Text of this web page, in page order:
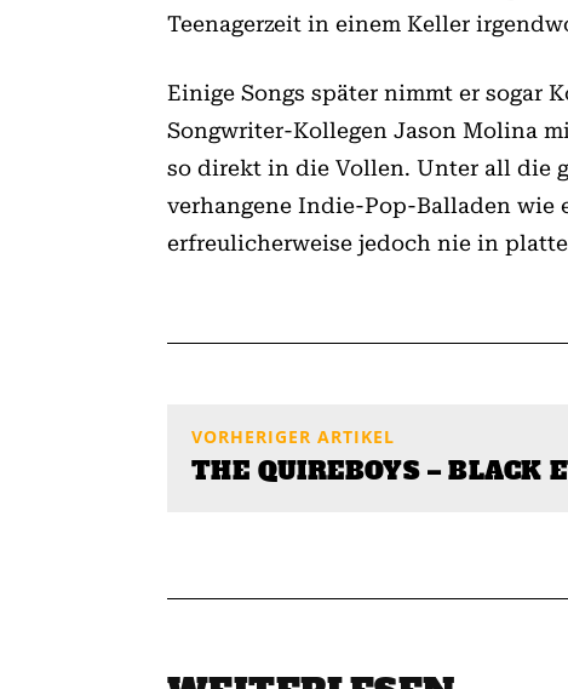
Teenagerzeit in einem Keller
Einige Songs später nimmt er sogar
Songwriter-Kollegen Jason Molina
so direkt in die Vollen. Unter all die
verhangene Indie-Pop-Balladen wie
erfreulicherweise jedoch nie in
VORHERIGER ARTIKEL
THE QUIREBOYS – BLACK